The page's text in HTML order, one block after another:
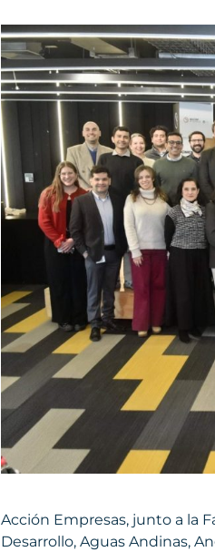
Acción Empresas, junto a la
Desarrollo, Aguas Andinas,